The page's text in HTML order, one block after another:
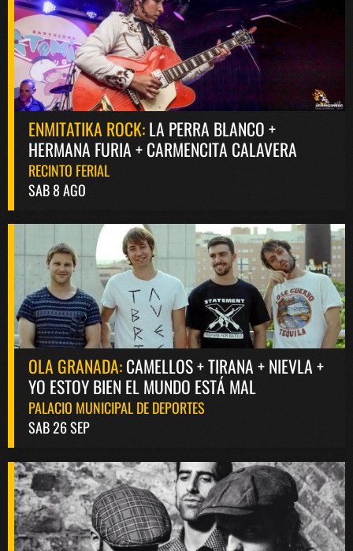
ENMITATIKA ROCK:LA PERRA BLANCO +
HERMANA FURIA + CARMENCITA CALAVERA
RECINTO FERIAL
SAB 8 AGO
OLA GRANADA:CAMELLOS + TIRANA + NIEVLA +
YO ESTOY BIEN EL MUNDO ESTÁ MAL
PALACIO MUNICIPAL DE DEPORTES
SAB 26 SEP